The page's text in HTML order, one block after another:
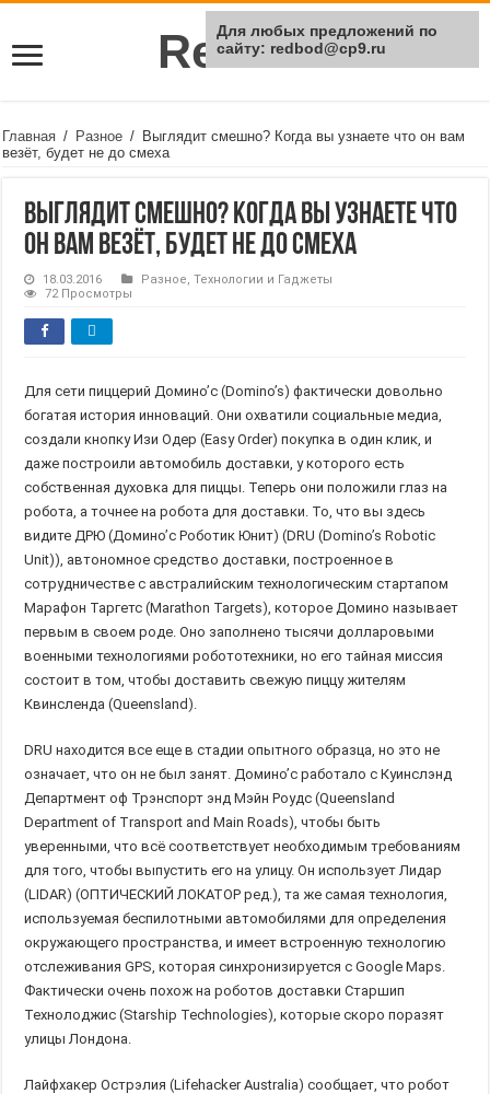
Rei Red
Главная / Разное / Выглядит смешно? Когда вы узнаете что он вам
везёт, будет не до смеха
Выглядит смешно? Когда вы узнаете что
он вам везёт, будет не до смеха
18.03.2016 Разное,Технологии и Гаджеты
72 Просмотры
Для сети пиццерий Домино’c (Domino’s) фактически довольно
богатая история инноваций. Они охватили социальные медиа,
создали кнопку Изи Одер (Easy Order) покупка в один клик, и
даже построили автомобиль доставки, у которого есть
собственная духовка для пиццы. Теперь они положили глаз на
робота, а точнее на робота для доставки. То, что вы здесь
видите ДРЮ (Домино’c Роботик Юнит) (DRU (Domino’s Robotic
Unit)), автономное средство доставки, построенное в
сотрудничестве с австралийским технологическим стартапом
Марафон Таргетс (Marathon Targets), которое Домино называет
первым в своем роде. Оно заполнено тысячи долларовыми
военными технологиями робототехники, но его тайная миссия
состоит в том, чтобы доставить свежую пиццу жителям
Квинсленда (Queensland).
DRU находится все еще в стадии опытного образца, но это не
означает, что он не был занят. Домино’с работало с Куинслэнд
Департмент оф Трэнспорт энд Мэйн Роудс (Queensland
Department of Transport and Main Roads), чтобы быть
уверенными, что всё соответствует необходимым требованиям
для того, чтобы выпустить его на улицу. Он использует Лидар
(LIDAR) (ОПТИЧЕСКИЙ ЛОКАТОР ред.), та же самая технология,
используемая беспилотными автомобилями для определения
окружающего пространства, и имеет встроенную технологию
отслеживания GPS, которая синхронизируется с Google Maps.
Фактически очень похож на роботов доставки Старшип
Технолоджис (Starship Technologies), которые скоро поразят
улицы Лондона.
Лайфхакер Острэлия (Lifehacker Australia) сообщает, что робот
Для любых предложений по
сайту: redbod@cp9.ru